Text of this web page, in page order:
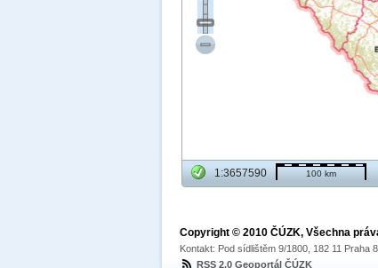
1:3657590 100 km
Copyright © 2010 ČÚZK, Všechna
Kontakt: Pod sídlištěm 9/1800, 182 11 Praha
RSS 2.0 Geoportál ČÚZK